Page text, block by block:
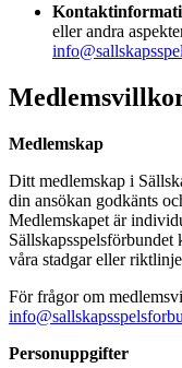
eller andra
Medlemskap
Ditt medlemskap i
din ansökan godkänts
Medlemskapet är
våra stadgar eller
För frågor om
Personuppgifter